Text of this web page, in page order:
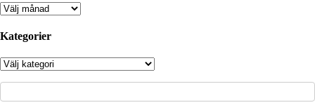
Arkiv
Kategorier
Kategorier